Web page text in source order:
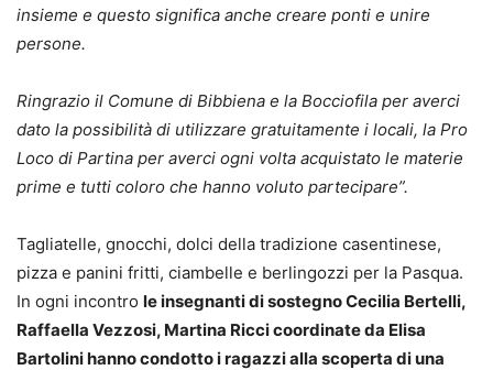
insieme e questo significa anche creare ponti e unire
persone.
Ringrazio il Comune di Bibbiena e la Bocciofila per averci
dato la possibilità di utilizzare gratuitamente i locali, la Pro
Loco di Partina per averci ogni volta acquistato le materie
prime e tutti coloro che hanno voluto partecipare”.
Tagliatelle, gnocchi, dolci della tradizione casentinese,
pizza e panini fritti, ciambelle e berlingozzi per la Pasqua.
In ogni incontro le insegnanti di sostegno Cecilia Bertelli,
Raffaella Vezzosi, Martina Ricci coordinate da Elisa
Bartolini hanno condotto i ragazzi alla scoperta di una